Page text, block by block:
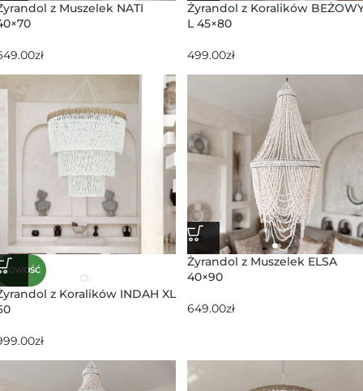
z Muszelek NATI
zł
Żyrandol z Koralików
L 45×80
499.00zł
NOWOŚĆ
z Koralików INDAH XL
zł
Żyrandol z Muszelek ELSA
40×90
649.00zł